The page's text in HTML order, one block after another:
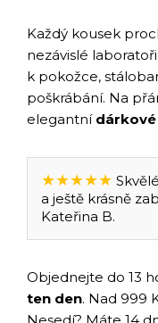
Každý kousek
nezávislé
k pokožce,
poškrábání. Na
elegantní
★★★★★
a ještě krásně
Kateřina B.
Objednejte do 13
ten den. Nad 999